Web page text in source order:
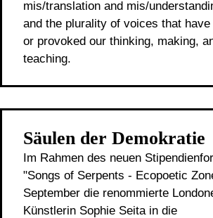
mis/translation and mis/
and the plurality of voices that have
or provoked our thinking, making,
teaching.
Säulen der Demokratie
Im Rahmen des neuen
"Songs of Serpents - Ecopoetic
September die renommierte
Künstlerin Sophie Seita in die